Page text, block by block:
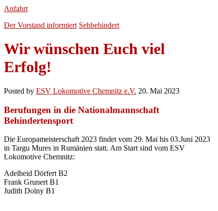
Anfahrt
Der Vorstand informiert Sehbehindert
Wir wünschen Euch viel
Erfolg!
Posted by ESV Lokomotive Chemnitz e.V. 20. Mai 2023
Berufungen in die Nationalmannschaft
Behindertensport
Die Europameisterschaft 2023 findet vom 29. Mai bis 03.Juni 2023
in Targu Mures in Rumänien statt. Am Start sind vom ESV
Lokomotive Chemnitz:
Adelheid Dörfert B2
Frank Grunert B1
Judith Dolny B1